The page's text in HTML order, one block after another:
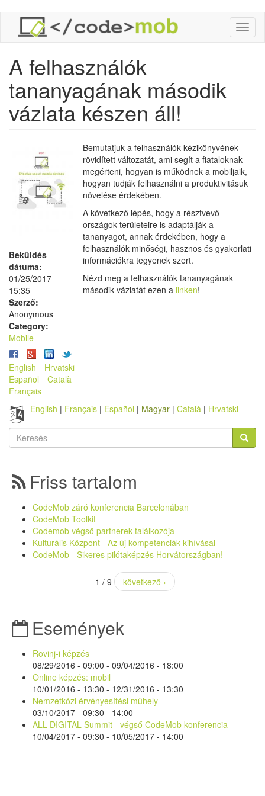
Ugrás
tartalomra
A felhasználók
tananyagának második
vázlata készen áll!
Beküldés
dátuma:
01/25/2017 -
15:35
Szerző:
Anonymous
Category:
Mobile
English
Hrvatski
Español
Català
Français
Bemutatjuk a felhasználók kézikönyvének
rövidített változatát, ami segít a fiataloknak
megérteni, hogyan is működnek a mobiljaik,
hogyan tudják felhasználni a produktivitásuk
növelése érdekében.
A következő lépés, hogy a résztvevő
országok területeire is adaptálják a
tananyagot, annak érdekében, hogy a
felhasználók minőségi, hasznos és gyakorlati
információkra tegyenek szert.
Nézd meg a felhasználók tananyagának
második vázlatát ezen a linken!
English Français Español Magyar Català Hrvatski
Keresés
Friss tartalom
CodeMob záró konferencia Barcelonában
CodeMob Toolkit
Codemob végső partnerek találkozója
Kulturális Központ - Az új kompetenciák kihívásai
CodeMob - Sikeres pilótaképzés Horvátországban!
1 / 9 következő ›
Események
Rovinj-i képzés
08/29/2016 - 09:00 - 09/04/2016 - 18:00
Online képzés: mobil
10/01/2016 - 13:30 - 12/31/2016 - 13:30
Nemzetközi érvényesítési műhely
03/10/2017 - 09:30 - 14:00
ALL DIGITAL Summit - végső CodeMob konferencia
10/04/2017 - 09:30 - 10/05/2017 - 14:00